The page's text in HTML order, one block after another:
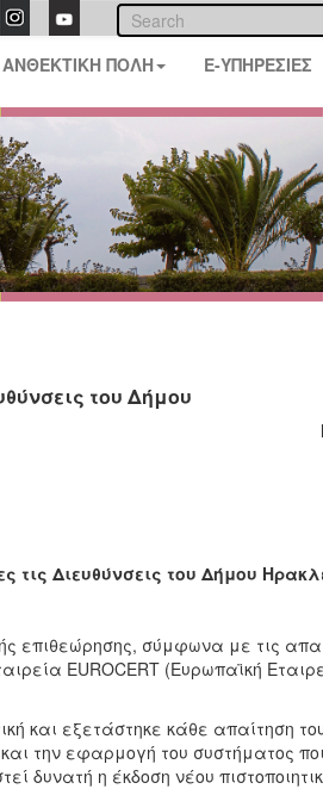
ΑΝΘΕΚΤΙΚΗ ΠΟΛΗ E-ΥΠΗΡΕΣΙΕΣ
του Δήμου
τις Διευθύνσεις του Δήμου
επιθεώρησης, σύμφωνα με τις
EUROCERT (Ευρωπαϊκή
και εξετάστηκε κάθε απαίτηση
την εφαρμογή του συστήματος
δυνατή η έκδοση νέου